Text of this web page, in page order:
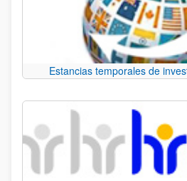
Estancias temporales de